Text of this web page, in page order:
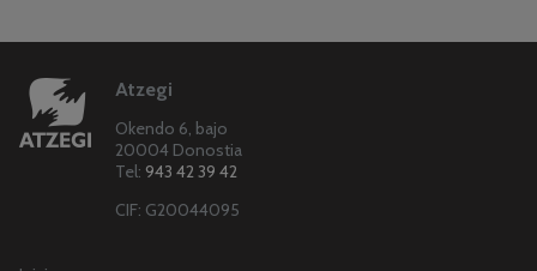
Atzegi
Okendo 6, bajo
20004 Donostia
Tel: 943 42 39 42
CIF: G20044095